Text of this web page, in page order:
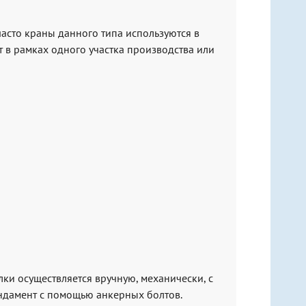
краны данного типа используются в
рамках одного участка производства или
осуществляется вручную, механически, с
с помощью анкерных болтов.